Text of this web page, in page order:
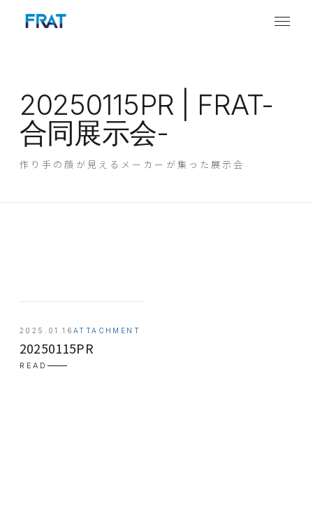
20250115PR | FRAT-
合同展示会-
作り手の顔が見えるメーカーが集った展示会
2025.01.16 ATTACHMENT
20250115PR
READ